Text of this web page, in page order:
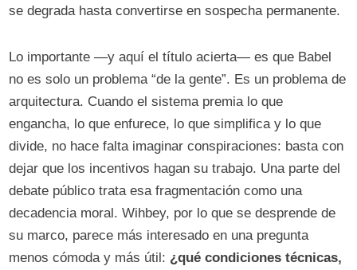
se degrada hasta convertirse en sospecha permanente.
Lo importante —y aquí el título acierta— es que Babel
no es solo un problema “de la gente”. Es un problema de
arquitectura. Cuando el sistema premia lo que
engancha, lo que enfurece, lo que simplifica y lo que
divide, no hace falta imaginar conspiraciones: basta con
dejar que los incentivos hagan su trabajo. Una parte del
debate público trata esa fragmentación como una
decadencia moral. Wihbey, por lo que se desprende de
su marco, parece más interesado en una pregunta
menos cómoda y más útil: ¿qué condiciones técnicas,